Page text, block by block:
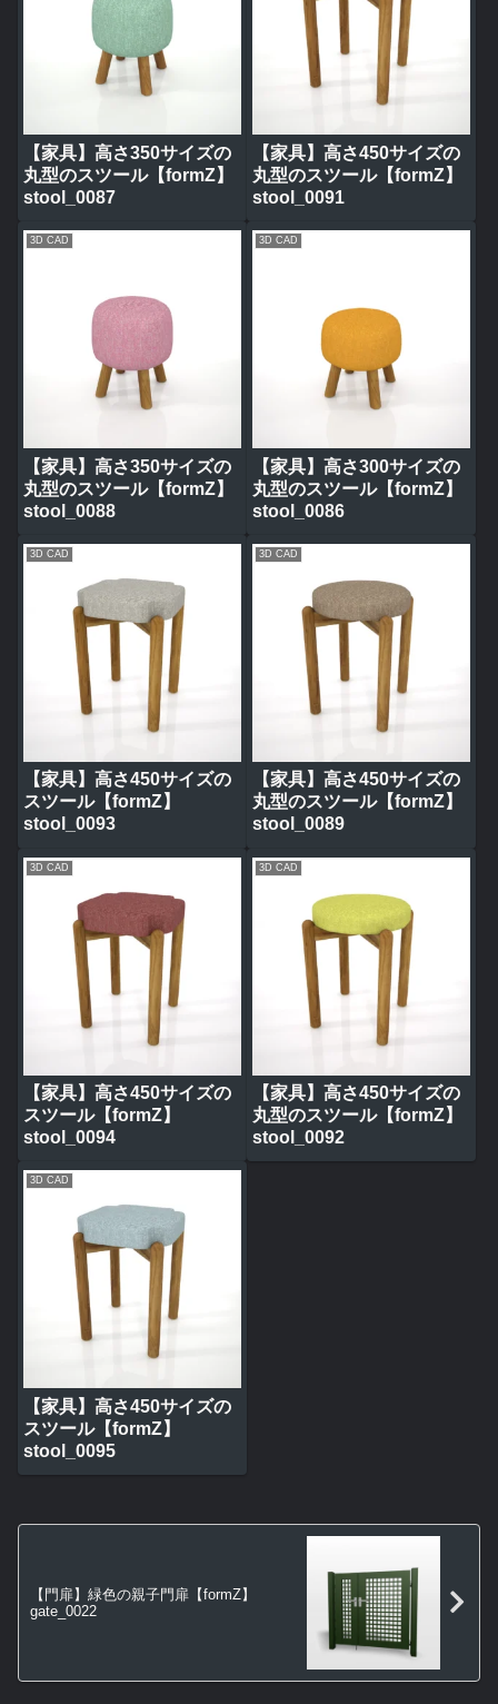
【家具】高さ350サイズの
丸型のスツール【formZ】
stool_0087
【家具】高さ450サイズの
丸型のスツール【formZ】
stool_0091
3D CAD
【家具】高さ350サイズの
丸型のスツール【formZ】
stool_0088
3D CAD
【家具】高さ300サイズの
丸型のスツール【formZ】
stool_0086
3D CAD
【家具】高さ450サイズの
スツール【formZ】
stool_0093
3D CAD
【家具】高さ450サイズの
丸型のスツール【formZ】
stool_0089
3D CAD
【家具】高さ450サイズの
スツール【formZ】
stool_0094
3D CAD
【家具】高さ450サイズの
丸型のスツール【formZ】
stool_0092
3D CAD
【家具】高さ450サイズの
スツール【formZ】
stool_0095
【門扉】緑色の親子門扉【formZ】
gate_0022